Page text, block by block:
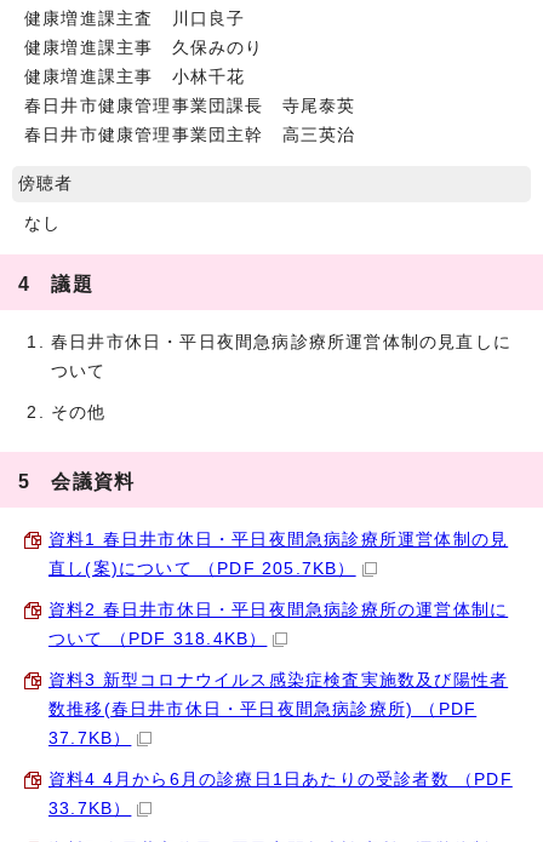
健康増進課主査 川口良子
健康増進課主事 久保みのり
健康増進課主事 小林千花
春日井市健康管理事業団課長 寺尾泰英
春日井市健康管理事業団主幹 高三英治
傍聴者
なし
4 議題
春日井市休日・平日夜間急病診療所運営体制の見直しに
ついて
その他
5 会議資料
資料1 春日井市休日・平日夜間急病診療所運営体制の見
直し(案)について （PDF 205.7KB）
資料2 春日井市休日・平日夜間急病診療所の運営体制に
ついて （PDF 318.4KB）
資料3 新型コロナウイルス感染症検査実施数及び陽性者
数推移(春日井市休日・平日夜間急病診療所) （PDF
37.7KB）
資料4 4月から6月の診療日1日あたりの受診者数 （PDF
33.7KB）